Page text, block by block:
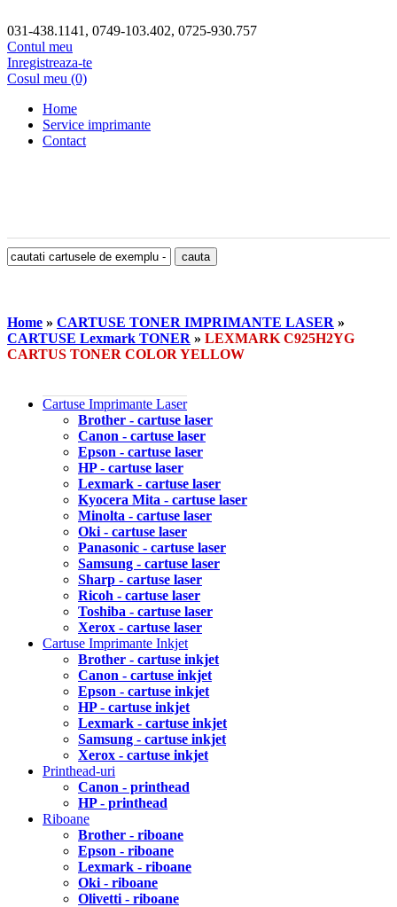
031-438.1141, 0749-103.402, 0725-930.757
Contul meu
Inregistreaza-te
Cosul meu (0)
Home
Service imprimante
Contact
Home » CARTUSE TONER IMPRIMANTE LASER »
CARTUSE Lexmark TONER » LEXMARK C925H2YG
CARTUS TONER COLOR YELLOW
Cartuse Imprimante Laser
Brother - cartuse laser
Canon - cartuse laser
Epson - cartuse laser
HP - cartuse laser
Lexmark - cartuse laser
Kyocera Mita - cartuse laser
Minolta - cartuse laser
Oki - cartuse laser
Panasonic - cartuse laser
Samsung - cartuse laser
Sharp - cartuse laser
Ricoh - cartuse laser
Toshiba - cartuse laser
Xerox - cartuse laser
Cartuse Imprimante Inkjet
Brother - cartuse inkjet
Canon - cartuse inkjet
Epson - cartuse inkjet
HP - cartuse inkjet
Lexmark - cartuse inkjet
Samsung - cartuse inkjet
Xerox - cartuse inkjet
Printhead-uri
Canon - printhead
HP - printhead
Riboane
Brother - riboane
Epson - riboane
Lexmark - riboane
Oki - riboane
Olivetti - riboane